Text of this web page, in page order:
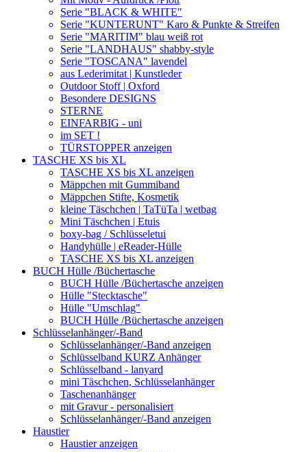
Serie "BLACK & WHITE"
Serie "KUNTERUNT" Karo & Punkte & Streifen
Serie "MARITIM" blau weiß rot
Serie "LANDHAUS" shabby-style
Serie "TOSCANA" lavendel
aus Lederimitat | Kunstleder
Outdoor Stoff | Oxford
Besondere DESIGNS
STERNE
EINFARBIG - uni
im SET !
TÜRSTOPPER anzeigen
TASCHE XS bis XL
TASCHE XS bis XL anzeigen
Mäppchen mit Gummiband
Mäppchen Stifte, Kosmetik
kleine Täschchen | TaTüTa | wetbag
Mini Täschchen | Etuis
boxy-bag / Schlüsseletui
Handyhülle | eReader-Hülle
TASCHE XS bis XL anzeigen
BUCH Hülle /Büchertasche
BUCH Hülle /Büchertasche anzeigen
Hülle "Stecktasche"
Hülle "Umschlag"
BUCH Hülle /Büchertasche anzeigen
Schlüsselanhänger/-Band
Schlüsselanhänger/-Band anzeigen
Schlüsselband KURZ Anhänger
Schlüsselband - lanyard
mini Täschchen, Schlüsselanhänger
Taschenanhänger
mit Gravur - personalisiert
Schlüsselanhänger/-Band anzeigen
Haustier
Haustier anzeigen